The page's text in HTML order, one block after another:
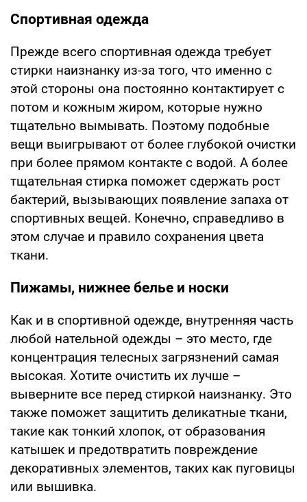
Спортивная одежда
Прежде всего спортивная одежда требует
стирки наизнанку из-за того, что именно с
этой стороны она постоянно контактирует с
потом и кожным жиром, которые нужно
тщательно вымывать. Поэтому подобные
вещи выигрывают от более глубокой очистки
при более прямом контакте с водой. А более
тщательная стирка поможет сдержать рост
бактерий, вызывающих появление запаха от
спортивных вещей. Конечно, справедливо в
этом случае и правило сохранения цвета
ткани.
Пижамы, нижнее белье и носки
Как и в спортивной одежде, внутренняя часть
любой нательной одежды – это место, где
концентрация телесных загрязнений самая
высокая. Хотите очистить их лучше –
выверните все перед стиркой наизнанку. Это
также поможет защитить деликатные ткани,
такие как тонкий хлопок, от образования
катышек и предотвратить повреждение
декоративных элементов, таких как пуговицы
или вышивка.